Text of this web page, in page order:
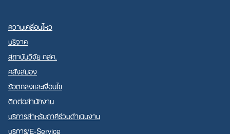
ความเคลื่อนไหว
บริจาค
สถาบันวิจัย กสศ.
คลังสมอง
ข้อตกลงและเงื่อนไข
ติดต่อสำนักงาน
บริการสำหรับภาคีร่วมดำเนินงาน
บริการ/E-Service